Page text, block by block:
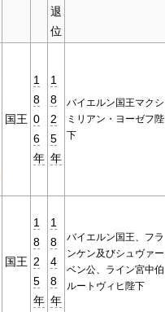
退
位
国王
1
8
0
6
年
1
8
2
5
年
バイエルン国王マクシ
ミリアン・ヨーゼフ陛
下
国王
1
8
2
5
年
1
8
4
8
年
バイエルン国王、フラ
ンケン及びシュヴァー
ベン公、ライン宮中伯
ルートヴィヒ陛下